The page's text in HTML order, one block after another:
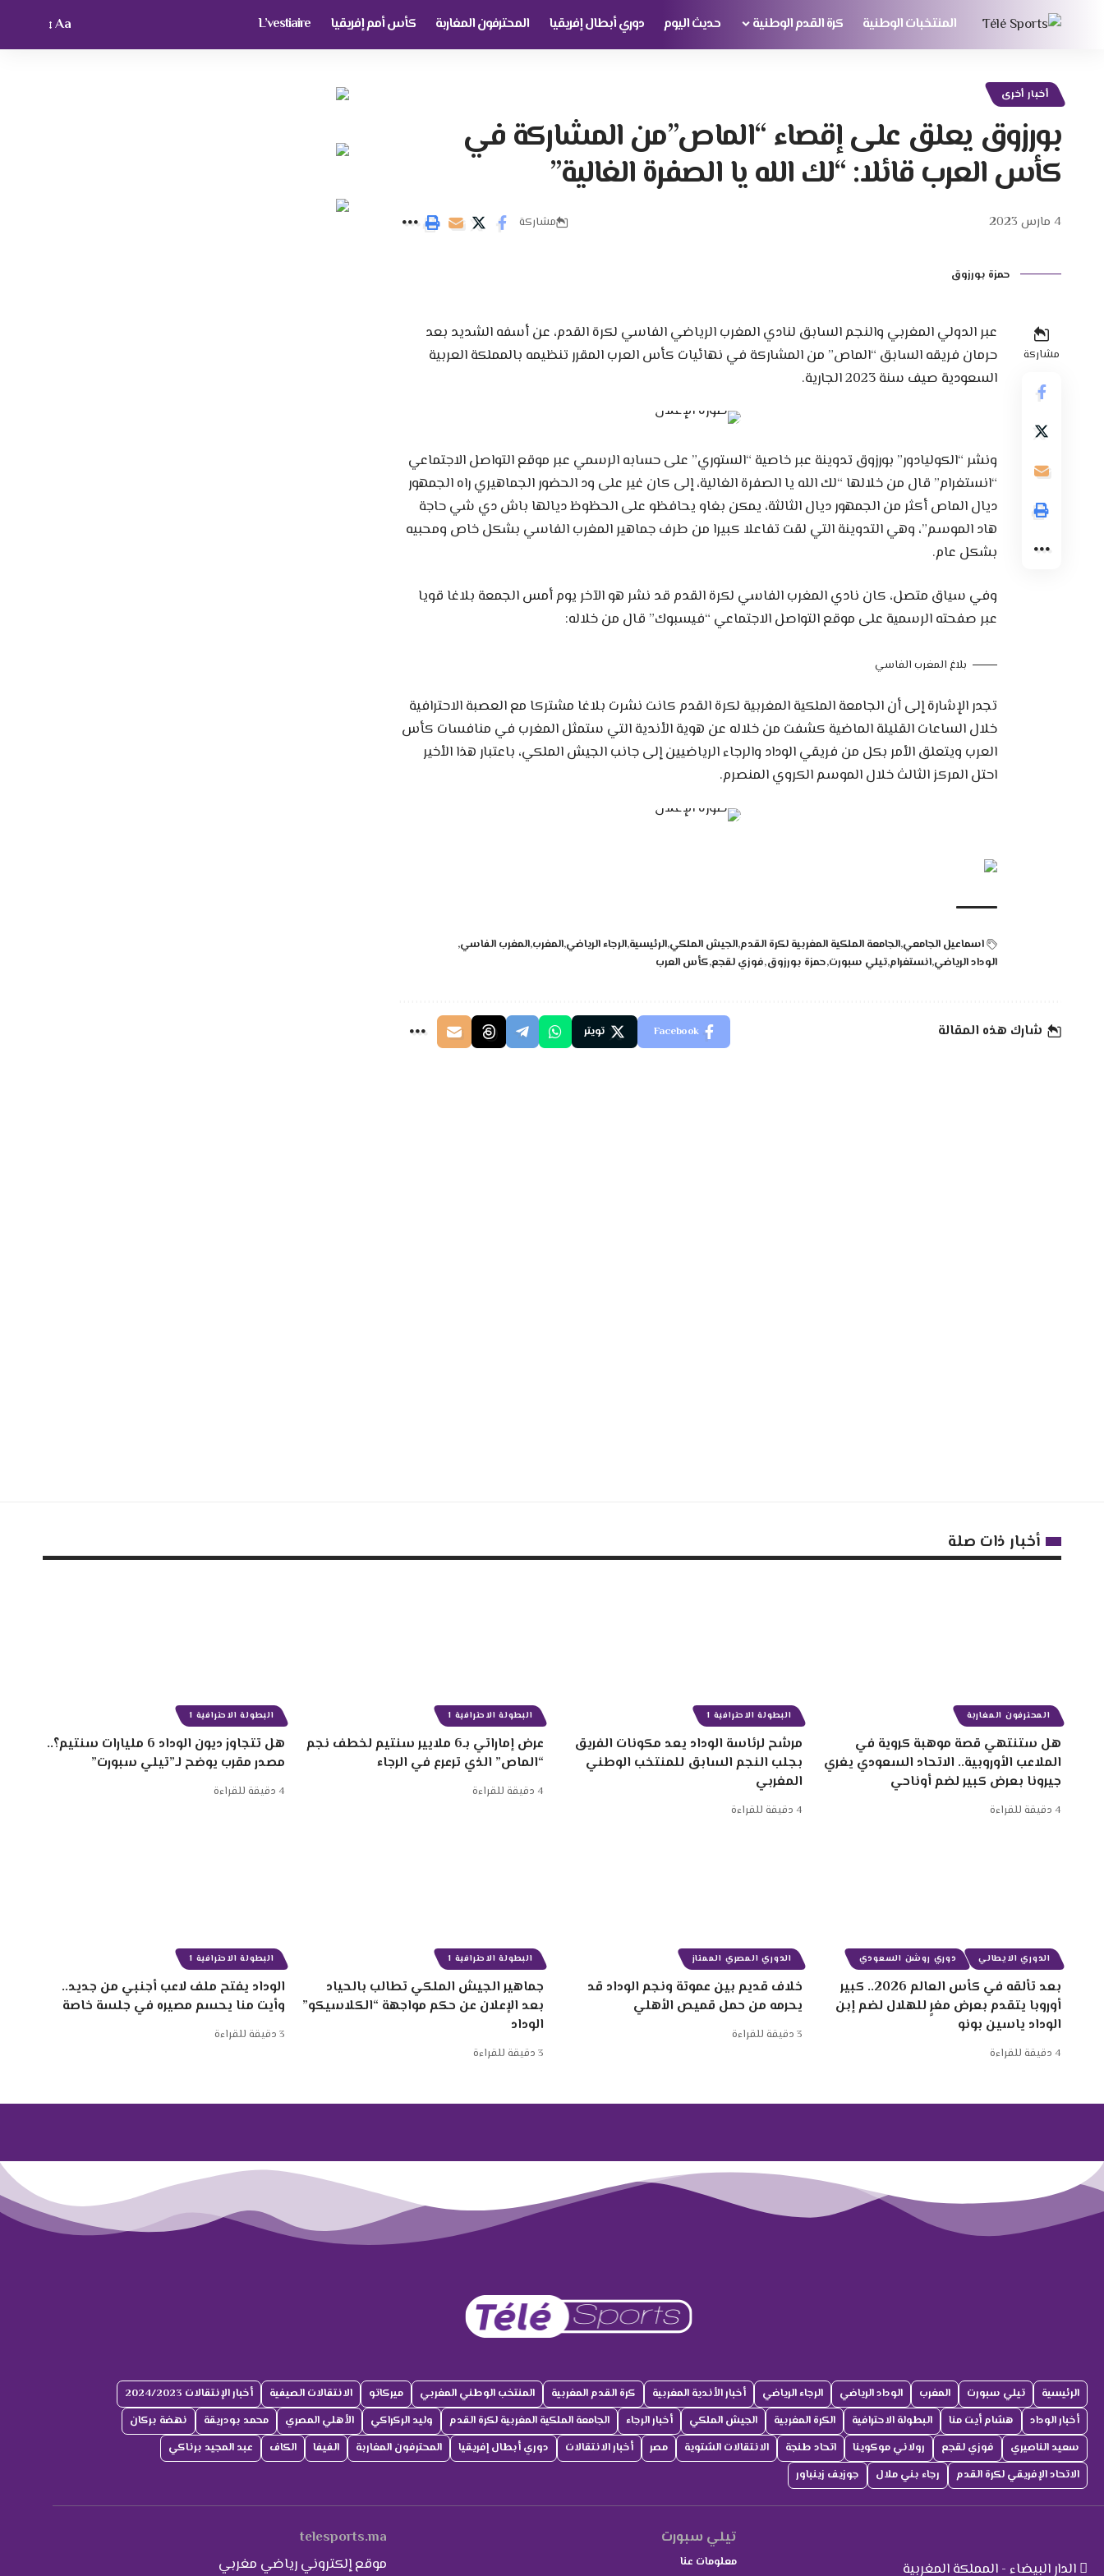
المنتخبات الوطنية كرة القدم الوطنية حديث اليوم دوري أبطال إفريقيا المحترفون المغاربة كأس أمم إفريقيا L’vestiaire
Aa
أخبار أخرى
بورزوق يعلق على إقصاء “الماص”من المشاركة في
كأس العرب قائلا: “لك الله يا الصفرة الغالية”
4 مارس 2023 مشاركة
حمزة بورزوق
مشاركة
عبر الدولي المغربي والنجم السابق لنادي المغرب الرياضي الفاسي لكرة القدم، عن أسفه الشديد بعد
حرمان فريقه السابق “الماص” من المشاركة في نهائيات كأس العرب المقرر تنظيمه بالمملكة العربية
السعودية صيف سنة 2023 الجارية.
ونشر “الكوليادور” بورزوق تدوينة عبر خاصية “الستوري” على حسابه الرسمي عبر موقع التواصل الاجتماعي
“انستغرام” قال من خلالها “لك الله يا الصفرة الغالية، إلى كان غير على ود الحضور الجماهيري راه الجمهور
ديال الماص أكثر من الجمهور ديال الثالثة، يمكن بغاو يحافظو على الحظوظ ديالها باش دي شي حاجة
هاد الموسم”، وهي التدوينة التي لقت تفاعلا كبيرا من طرف جماهير المغرب الفاسي بشكل خاص ومحبيه
بشكل عام.
وفي سياق متصل، كان نادي المغرب الفاسي لكرة القدم قد نشر هو الآخر يوم أمس الجمعة بلاغا قويا
عبر صفحته الرسمية على موقع التواصل الاجتماعي “فيسبوك” قال من خلاله:
بلاغ المغرب الفاسي
تجدر الإشارة إلى أن الجامعة الملكية المغربية لكرة القدم كانت نشرت بلاغا مشتركا مع العصبة الاحترافية
خلال الساعات القليلة الماضية كشفت من خلاله عن هوية الأندية التي ستمثل المغرب في منافسات كأس
العرب ويتعلق الأمر بكل من فريقي الوداد والرجاء الرياضيين إلى جانب الجيش الملكي، باعتبار هذا الأخير
احتل المركز الثالث خلال الموسم الكروي المنصرم.
اسماعيل الجامعي الجامعة الملكية المغربية لكرة القدم الجيش الملكي الرئيسية الرجاء الرياضي المغرب المغرب الفاسي
الوداد الرياضي انستغرام تيلي سبورت حمزة بورزوق فوزي لقجع كأس العرب
شارك هذه المقالة Facebook تويتر
أخبار ذات صلة
المحترفون المغاربة
هل ستنتهي قصة موهبة كروية في
الملاعب الأوروبية.. الاتحاد السعودي يغري
جيرونا بعرض كبير لضم أوناحي
4 دقيقة للقراءة
البطولة الاحترافية 1
مرشح لرئاسة الوداد يعد مكونات الفريق
بجلب النجم السابق للمنتخب الوطني
المغربي
4 دقيقة للقراءة
البطولة الاحترافية 1
عرض إماراتي بـ6 ملايير سنتيم لخطف نجم
“الماص” الذي ترعرع في الرجاء
4 دقيقة للقراءة
البطولة الاحترافية 1
هل تتجاوز ديون الوداد 6 مليارات سنتيم؟..
مصدر مقرب يوضح لـ”تيلي سبورت”
4 دقيقة للقراءة
الدوري الايطالي دوري روشن السعودي
بعد تألقه في كأس العالم 2026.. كبير
أوروبا يتقدم بعرض مغرٍ للهلال لضم إبن
الوداد ياسين بونو
4 دقيقة للقراءة
الدوري المصري الممتاز
خلاف قديم بين عموتة ونجم الوداد قد
يحرمه من حمل قميص الأهلي
3 دقيقة للقراءة
البطولة الاحترافية 1
جماهير الجيش الملكي تطالب بالحياد
بعد الإعلان عن حكم مواجهة “الكلاسيكو”
الوداد
3 دقيقة للقراءة
البطولة الاحترافية 1
الوداد يفتح ملف لاعب أجنبي من جديد..
وأيت منا يحسم مصيره في جلسة خاصة
3 دقيقة للقراءة
الرئيسية تيلي سبورت المغرب الوداد الرياضي الرجاء الرياضي أخبار الأندية المغربية كرة القدم المغربية المنتخب الوطني المغربي ميركاتو الانتقالات الصيفية
أخبار الإنتقالات 2024/2023
أخبار الوداد
هشام أيت منا البطولة الاحترافية الكرة المغربية الجيش الملكي أخبار الرجاء الجامعة الملكية المغربية لكرة القدم وليد الركراكي الأهلي المصري محمد بودريقة
نهضة بركان
سعيد الناصيري
فوزي لقجع رولاني موكوينا اتحاد طنجة الانتقالات الشتوية مصر أخبار الانتقالات دوري أبطال إفريقيا المحترفون المغاربة الفيفا الكاف
عبد المجيد برناكي
الاتحاد الإفريقي لكرة القدم
رجاء بني ملال جوزيف زينباور
الدار البيضاء - المملكة المغربية
تيلي سبورت
معلومات عنا
telesports.ma
موقع إلكتروني رياضي مغربي